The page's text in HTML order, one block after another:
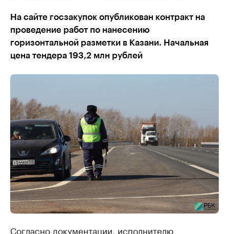
На сайте госзакупок опубликован контракт на
проведение работ по нанесению
горизонтальной разметки в Казани. Начальная
цена тендера 193,2 млн рублей
Согласно документации, исполнителю